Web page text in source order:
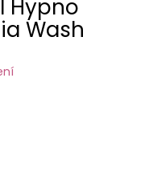
Hypno
Wash